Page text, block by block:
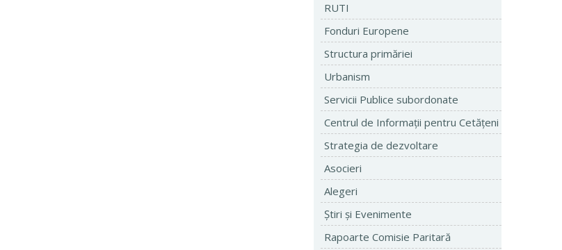
RUTI
Fonduri Europene
Structura primăriei
Urbanism
Servicii Publice subordonate
Centrul de Informaţii pentru Cetăţeni
Strategia de dezvoltare
Asocieri
Alegeri
Ştiri şi Evenimente
Rapoarte Comisie Paritară